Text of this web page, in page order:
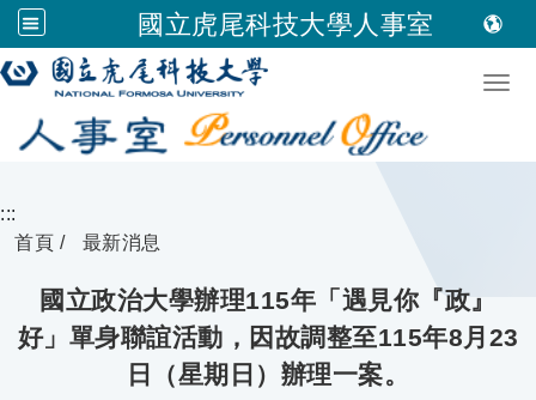
國立虎尾科技大學人事室
跳到主要內容
:::
首頁
最新消息
國立政治大學辦理115年「遇見你『政』
好」單身聯誼活動，因故調整至115年8月23
日（星期日）辦理一案。